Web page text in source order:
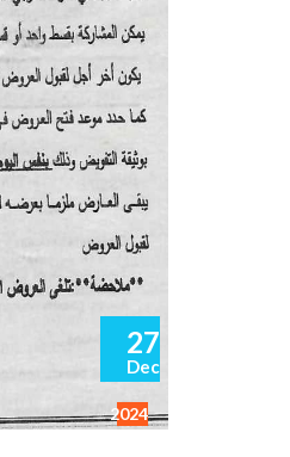
27
Dec
2024